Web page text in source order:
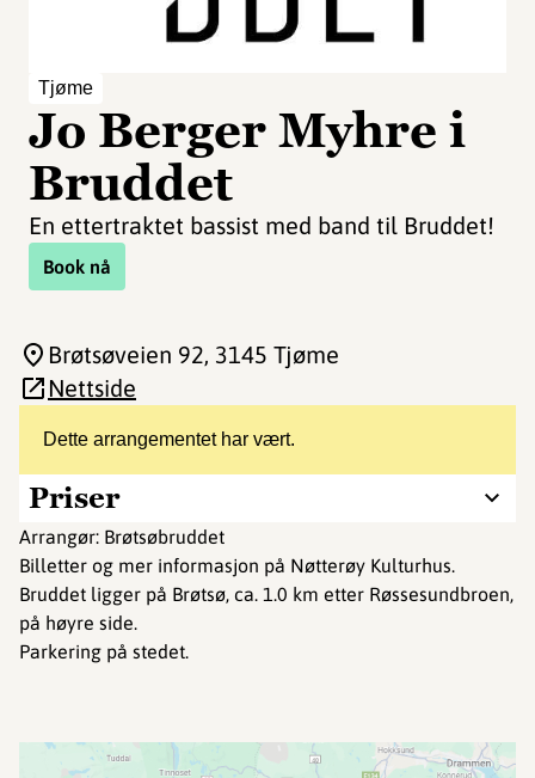
Tjøme
Jo Berger Myhre i
Bruddet
En ettertraktet bassist med band til Bruddet!
Book nå
Dette arrangementet har vært.
Priser
Arrangør: Brøtsøbruddet
Billetter og mer informasjon på Nøtterøy Kulturhus.
Bruddet ligger på Brøtsø, ca. 1.0 km etter Røssesundbroen,
på høyre side.
Parkering på stedet.
Brøtsøveien 92, 3145 Tjøme
Nettside